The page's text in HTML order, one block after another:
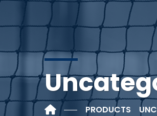
PRODUCTS